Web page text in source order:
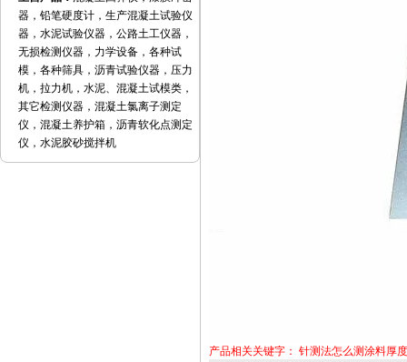
器，铅笔硬度计，生产混凝土试验仪
器，水泥试验仪器，公路土工仪器，
无损检测仪器，力学设备，各种试
模，各种筛具，沥青试验仪器，压力
机，拉力机，水泥、混凝土试模类，
其它检测仪器，混凝土氯离子测定
仪，混凝土养护箱，沥青软化点测定
仪，水泥胶砂搅拌机
产品相关关键字： 针测法怎么测涂料厚度